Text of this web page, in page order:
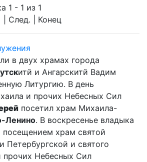
1 - 1 из 1
| След. | Конец
в двух храмах города
итй и Ангарскитй Вадим
Литургию. В день
и прочих Небесных Сил
посетил храм Михаила-
Ленино. В воскресенье владыка
посещением храм святой
Петербургской и святого
прочих Небесных Сил